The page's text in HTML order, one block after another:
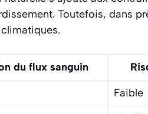
Toutefois, dans
du flux sanguin
Faible